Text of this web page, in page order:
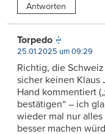
Antworten
Torpedo
25.01.2025 um 09:29
Richtig, die
sicher keinen Klaus
Hand kommentiert
bestätigen“ – ich
wieder mal nur
besser machen